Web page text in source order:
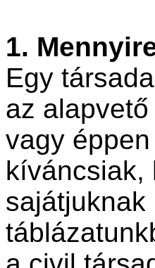
1.
Egy
az
vagy
kíváncsiak,
sajátjuknak